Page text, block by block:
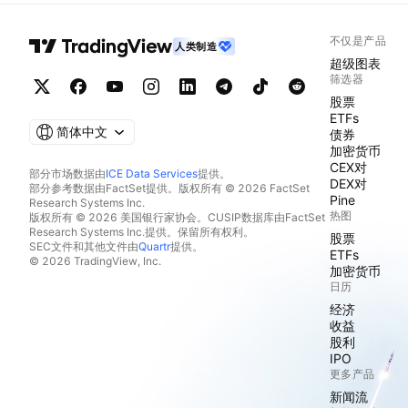
人类制造
简体中文
部分市场数据由ICE Data Services提供。
部分参考数据由FactSet提供。版权所有 © 2026 FactSet
Research Systems Inc.
版权所有 © 2026 美国银行家协会。CUSIP数据库由FactSet
Research Systems Inc.提供。保留所有权利。
SEC文件和其他文件由Quartr提供。
© 2026 TradingView, Inc.
不仅是产品
超级图表
筛选器
股票
ETFs
债券
加密货币
CEX对
DEX对
Pine
热图
股票
ETFs
加密货币
日历
经济
收益
股利
IPO
更多产品
新闻流